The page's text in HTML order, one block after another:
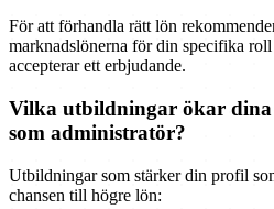
För att förhandla rätt lön
marknadslönerna för din specifika
accepterar ett erbjudande.
Vilka utbildningar ökar dina
som administratör?
Utbildningar som stärker din profil
chansen till högre lön: